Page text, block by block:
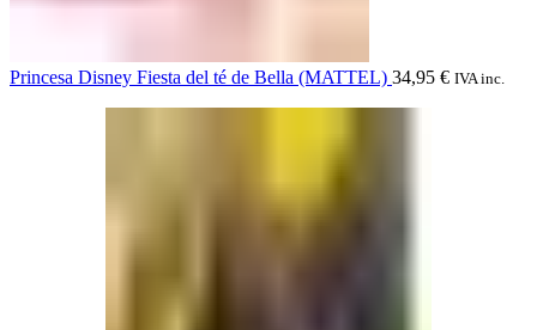
Princesa Disney Fiesta del té de Bella (MATTEL) 34,95 € IVA inc.